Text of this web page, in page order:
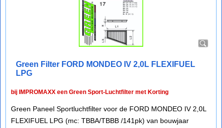
Green Filter FORD MONDEO IV 2,0L FLEXIFUEL
LPG
bij IMPROMAXX een Green Sport-Luchtfilter met Korting
Green Paneel Sportluchtfilter voor de FORD MONDEO IV 2,0L
FLEXIFUEL LPG (mc: TBBA/TBBB /141pk) van bouwjaar